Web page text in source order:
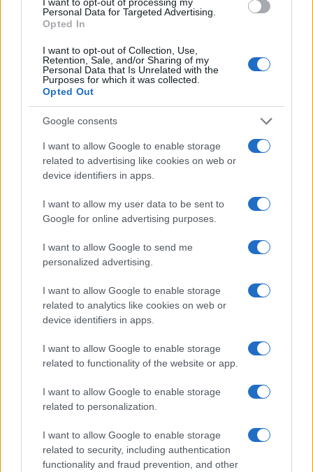
Personal Data for Targeted Advertising.
Opted In
I want to opt-out of Collection, Use,
Retention, Sale, and/or Sharing of my
Personal Data that Is Unrelated with the
Purposes for which it was collected.
Opted Out
Google consents
I want to allow Google to enable storage
related to advertising like cookies on web or
device identifiers in apps.
I want to allow my user data to be sent to
Google for online advertising purposes.
I want to allow Google to send me
personalized advertising.
I want to allow Google to enable storage
related to analytics like cookies on web or
device identifiers in apps.
I want to allow Google to enable storage
related to functionality of the website or app.
I want to allow Google to enable storage
related to personalization.
I want to allow Google to enable storage
related to security, including authentication
functionality and fraud prevention, and other
κειμένου που σας δόθηκε
(90-110 λέξεις).
Μονάδες 25
Β1. Να επαληθεύσετε ή να διαψεύσετε , σύμφωνα με το
κείμενο, τις παρακάτω
προτάσεις γράφοντας στο τετράδιό σας δίπλα στο
γράμμα που αντιστοιχεί
σε κάθε πρόταση τη λέξη Σωστό ή Λάθος:
τους στόχους τους.
β. Η επιστήμη στοχεύει αποκλειστικά στην ικανοποίηση
αναγκών του ανθρώπου.
γ. Οι ανθρωπιστικές αξίες υπονομεύτηκαν στην εποχή
δ. Ο επιστήμονας έχει ευθύνη για τη χρήση της
επιστημονικής γνώσης που
ε. Επιστήμονες υψηλών ιδανικών θα συμβάλουν στη
ανθρωποκεντρικού χαρακτήρα της επιστήμης.
Μονάδες 10
πρώτης παραγράφου
του κειμένου «Η επιστήμη … ηθικά ιδανικά» (μονάδες 2)